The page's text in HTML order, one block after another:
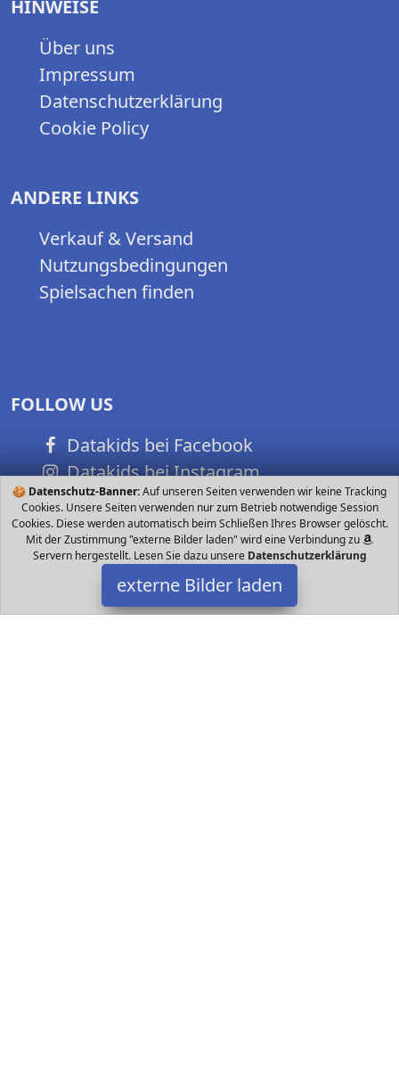
🍪 Datenschutz-Banner:Auf unseren Seiten verwenden wir keine Tracking
Cookies. Unsere Seiten verwenden nur zum Betrieb notwendige Session
Cookies. Diese werden automatisch beim Schließen Ihres Browser gelöscht.
Mit der Zustimmung "externe Bilder laden" wird eine Verbindung zu
Servern hergestellt. Lesen Sie dazu unsere Datenschutzerklärung
externe Bilder laden
HINWEISE
Über uns
Impressum
Datenschutzerklärung
Cookie Policy
ANDERE LINKS
Verkauf & Versand
Nutzungsbedingungen
Spielsachen finden
FOLLOW US
Datakids bei Facebook
Datakids bei Instagram
Datakids bei Github